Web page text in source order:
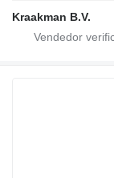
Kraakman B.V.